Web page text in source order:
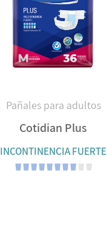
Pañales para adultos
Cotidian Plus
INCONTINENCIA FUERTE